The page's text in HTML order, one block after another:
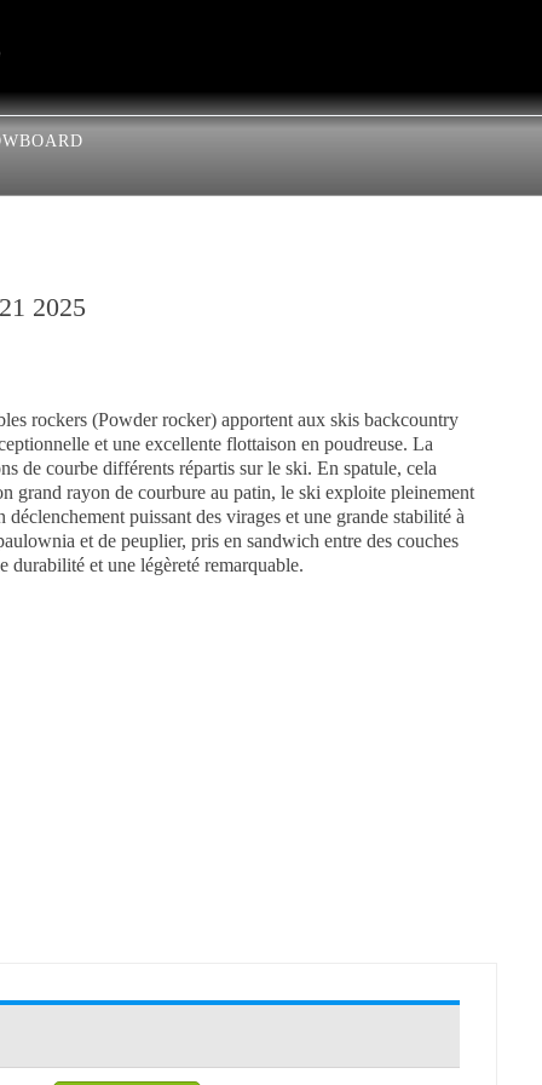
2025
rockers (Powder rocker) apportent aux skis backcountry
et une excellente flottaison en poudreuse. La
de courbe différents répartis sur le ski. En spatule, cela
grand rayon de courbure au patin, le ski exploite pleinement
puissant des virages et une grande stabilité à
et de peuplier, pris en sandwich entre des couches
durabilité et une légèreté remarquable.